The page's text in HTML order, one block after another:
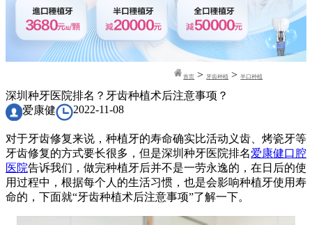
首页 > 牙齿种植 >半口种植
深圳种牙医院排名？牙齿种植术后注意事项？
爱康健
2022-11-08
对于牙齿修复来说，种植牙的寿命确实比活动义齿、烤瓷牙等
牙齿修复的方式要长很多，但是深圳种牙医院排名爱康健口腔
医院告诉我们，做完种植牙后并不是一劳永逸的，在日后的使
用过程中，根据每个人的生活习惯，也是会影响种植牙使用寿
命的，下面就“牙齿种植术后注意事项”了解一下。